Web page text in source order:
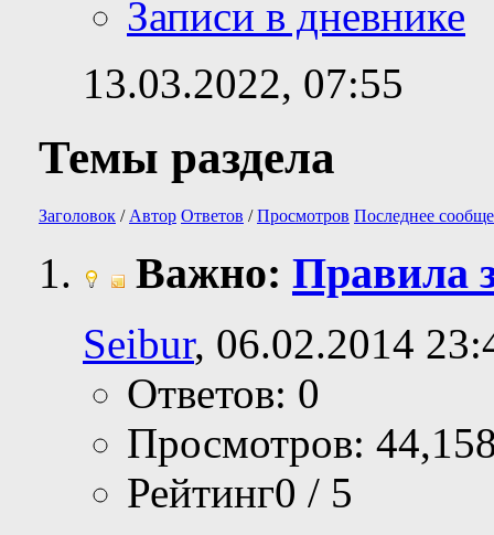
Записи в дневнике
13.03.2022, 07:55
Темы раздела
Заголовок / Автор Ответов /Просмотров Последнее
Важно: Правила
Seibur, 06.02.2014
Ответов: 0
Просмотров:
Рейтинг0 / 5